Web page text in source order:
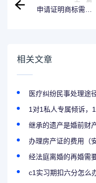
申请证明商标需要
相关文章
医疗纠纷民事处理途
1对1私人专属倾诉，
继承的遗产是婚前财
办理房产证的费用（
经法庭离婚的再婚需
c1实习期扣六分怎么